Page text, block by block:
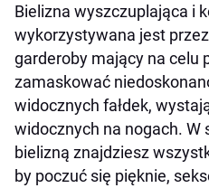
Bielizna wyszczuplająca i
wykorzystywana jest
garderoby mający na celu
zamaskować
widocznych fałdek,
widocznych na nogach.
bielizną znajdziesz
by poczuć się pięknie,